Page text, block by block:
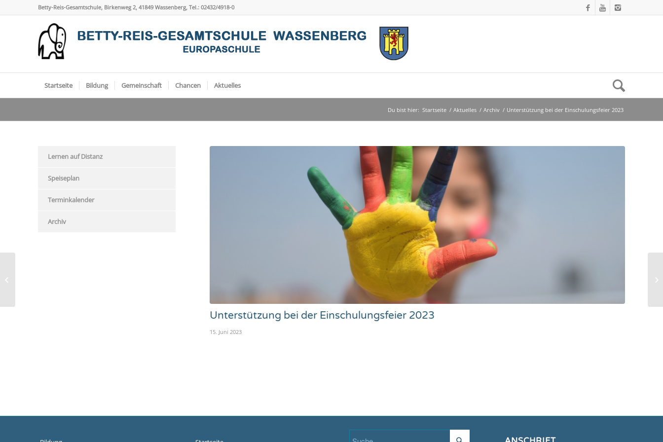
Betty-Reis-Gesamtschule, Birkenweg 2, 41849 Wassenberg, Tel.: 02432/4918-0
Startseite Bildung Gemeinschaft Chancen Aktuelles
Du bist hier: Startseite / Aktuelles / Archiv / Unterstützung bei der Einschulungsfeier 2023
Unterstützung bei der Einschulungsfeier 2023
15. Juni 2023
Lernen auf Distanz
Speiseplan
Terminkalender
Archiv